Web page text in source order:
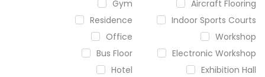
Gym
Aircraft Flooring
Residence
Indoor Sports Courts
Office
Workshop
Bus Floor
Electronic Workshop
Hotel
Exhibition Hall